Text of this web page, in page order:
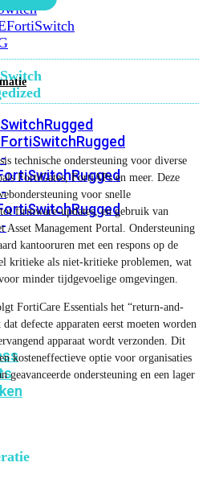
FortiSwitch
FortiSwitchRugged
technische ondersteuning voor diverse
FortiGates, FortiAPs en meer. Deze
voor snelle
firmware-updates, en gebruik van
Asset Management Portal. Ondersteuning
kantooruren met een respons op de
kritieke als niet-kritieke problemen, wat
minder tijdgevoelige omgevingen.
FortiCare Essentials het “return-and-
defecte apparaten eerst moeten worden
apparaat wordt verzonden. Dit
kosteneffectieve optie voor organisaties
geavanceerde ondersteuning en een lager